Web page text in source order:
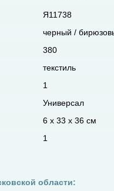
Я11738
черный /
380
текстиль
1
Универсал
6 х 33 х 36 см
1
области: